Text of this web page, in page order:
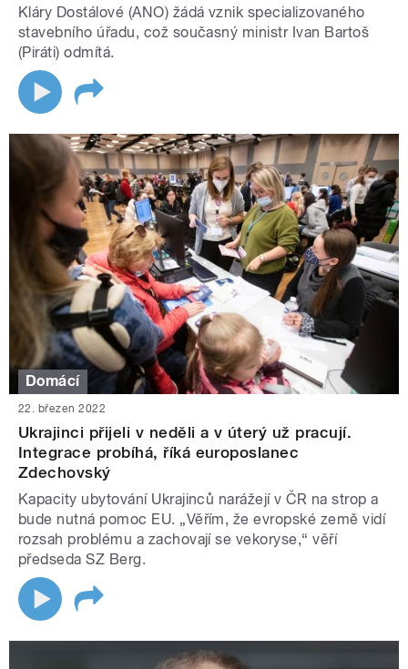
Kláry Dostálové (ANO) žádá vznik specializovaného
stavebního úřadu, což současný ministr Ivan Bartoš
(Piráti) odmítá.
Domácí
22. březen 2022
Ukrajinci přijeli v neděli a v úterý už pracují.
Integrace probíhá, říká europoslanec
Zdechovský
Kapacity ubytování Ukrajinců narážejí v ČR na strop a
bude nutná pomoc EU. „Věřím, že evropské země vidí
rozsah problému a zachovají se vekoryse,“ věří
předseda SZ Berg.